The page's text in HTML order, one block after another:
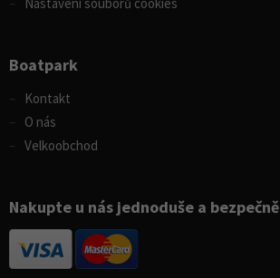
Boatpark
Kontakt
O nás
Velkoobchod
Nakupte u nás jednoduše a bezpečně